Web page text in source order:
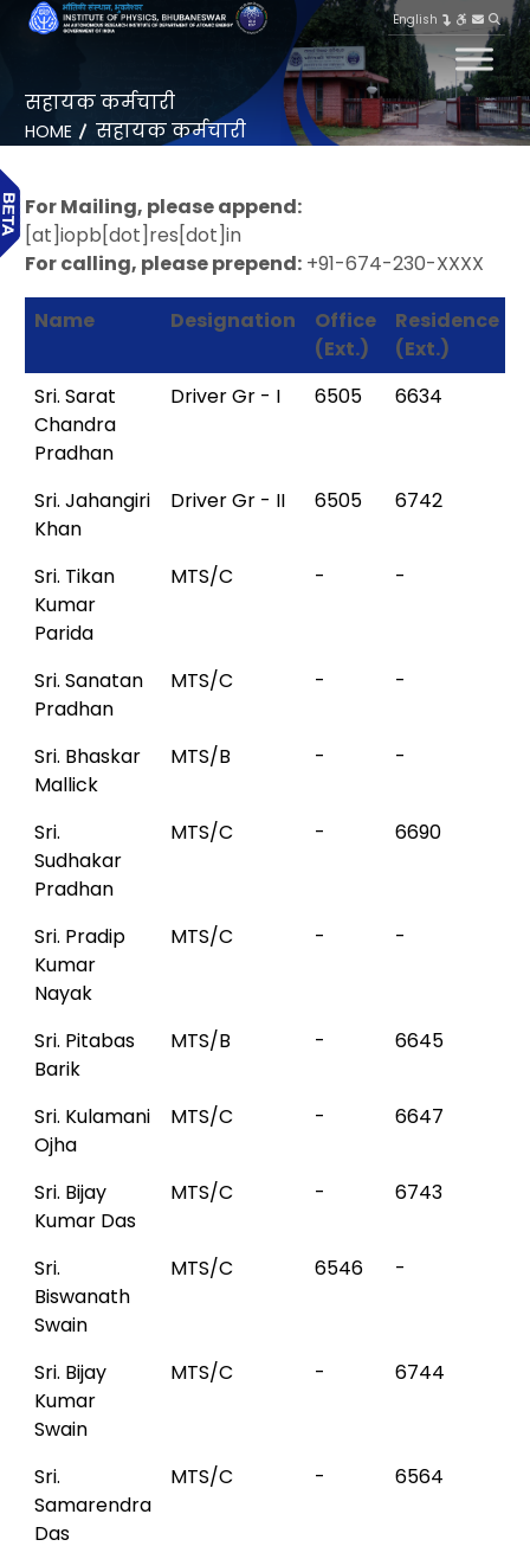
English
सहायक कर्मचारी
HOME सहायक कर्मचारी
For Mailing, please append:
[at]iopb[dot]res[dot]in
For calling, please prepend:+91-674-230-XXXX
Name Designation
Office
(Ext.)
Residence
(Ext.)
Sri. Sarat
Chandra
Pradhan
Driver Gr - I 6505 6634
Sri. Jahangiri
Khan
Driver Gr - II 6505 6742
Sri. Tikan
Kumar
Parida
MTS/C - -
Sri. Sanatan
Pradhan
MTS/C - -
Sri. Bhaskar
Mallick
MTS/B - -
Sri.
Sudhakar
Pradhan
MTS/C - 6690
Sri. Pradip
Kumar
Nayak
MTS/C - -
Sri. Pitabas
Barik
MTS/B - 6645
Sri. Kulamani
Ojha
MTS/C - 6647
Sri. Bijay
Kumar Das
MTS/C - 6743
Sri.
Biswanath
Swain
MTS/C 6546 -
Sri. Bijay
Kumar
Swain
MTS/C - 6744
Sri.
Samarendra
Das
MTS/C - 6564